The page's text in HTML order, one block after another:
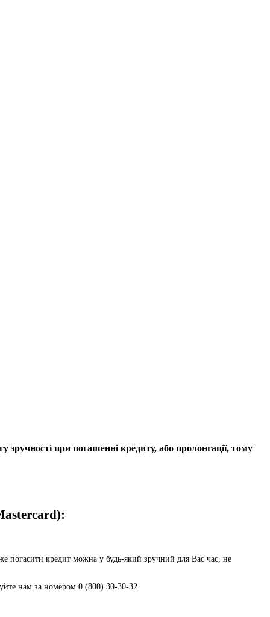
при погашенні кредиту, або пролонгації, тому
погасити кредит можна у будь-який зручний для Вас час, не
нам за номером 0 (800) 30-30-32